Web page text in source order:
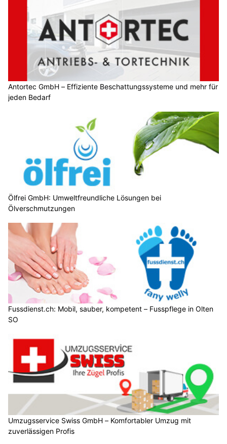
Antortec GmbH – Effiziente Beschattungssysteme und mehr für
jeden Bedarf
Ölfrei GmbH: Umweltfreundliche Lösungen bei
Ölverschmutzungen
Fussdienst.ch: Mobil, sauber, kompetent – Fusspflege in Olten
SO
Umzugsservice Swiss GmbH – Komfortabler Umzug mit
zuverlässigen Profis